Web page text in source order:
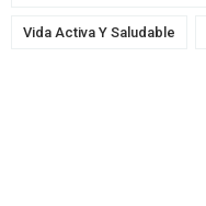
Vida Activa Y Saludable